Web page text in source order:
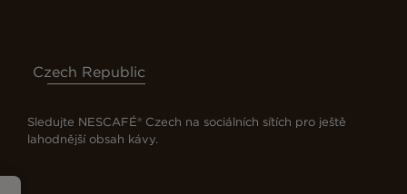
Czech Republic
Sledujte NESCAFÉ® Czech na sociálních sítích pro ještě
lahodnější obsah kávy.